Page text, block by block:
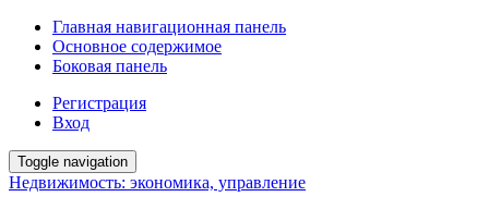
Главная навигационная панель
Основное содержимое
Боковая панель
Регистрация
Вход
Toggle navigation
Недвижимость: экономика, управление